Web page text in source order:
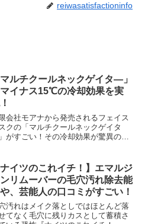
reiwasatisfactioninfo
マルチクールネックゲイタ—」
イナス15℃の冷却効果を実
会社モアナから発売されるフェイス
クの「マルチクールネックゲイタ
がすごい！その冷却効果が驚異のマ
。ハイドロアクティブ冷却テクノロジ
が冷却効果の秘密。これは...
ナイツのこれイチ！】エマルジ
ンリムーバーの毛穴汚れ除去能
、芸能人の口コミがすごい！
汚れはメイク落としではほとんど落
てなく毛穴に残りカスとして蓄積さ